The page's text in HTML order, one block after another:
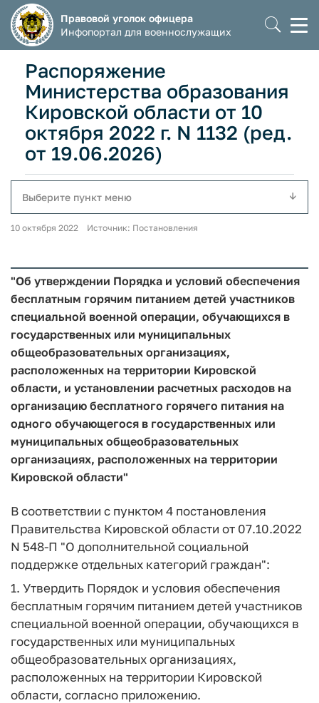
Правовой уголок офицера
Инфопортал для военнослужащих
Распоряжение
Министерства образования
Кировской области от 10
октября 2022 г. N 1132 (ред.
от 19.06.2026)
Выберите пункт меню
10 октября 2022 Источник: Постановления
"Об утверждении Порядка и условий обеспечения
бесплатным горячим питанием детей участников
специальной военной операции, обучающихся в
государственных или муниципальных
общеобразовательных организациях,
расположенных на территории Кировской
области, и установлении расчетных расходов на
организацию бесплатного горячего питания на
одного обучающегося в государственных или
муниципальных общеобразовательных
организациях, расположенных на территории
Кировской области"
В соответствии с пунктом 4 постановления
Правительства Кировской области от 07.10.2022
N 548-П "О дополнительной социальной
поддержке отдельных категорий граждан":
1. Утвердить Порядок и условия обеспечения
бесплатным горячим питанием детей участников
специальной военной операции, обучающихся в
государственных или муниципальных
общеобразовательных организациях,
расположенных на территории Кировской
области, согласно приложению.